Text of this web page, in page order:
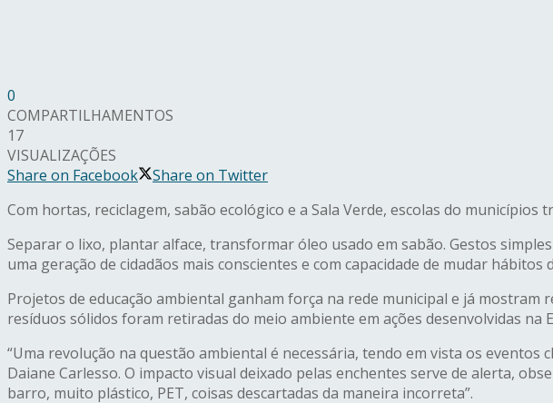
0
COMPARTILHAMENTOS
17
VISUALIZAÇÕES
Share on Facebook
Share on Twitter
Com hortas, reciclagem, sabão ecológico e a Sala Verde, escolas do
Separar o lixo, plantar alface, transformar óleo usado em sabão. Gestos
uma geração de cidadãos mais conscientes e com capacidade de mudar hábitos
Projetos de educação ambiental ganham força na rede municipal e já
resíduos sólidos foram retiradas do meio ambiente em ações desenvolvidas na
“Uma revolução na questão ambiental é necessária, tendo em vista os
Daiane Carlesso. O impacto visual deixado pelas enchentes serve de alerta,
barro, muito plástico, PET, coisas descartadas da maneira incorreta”.